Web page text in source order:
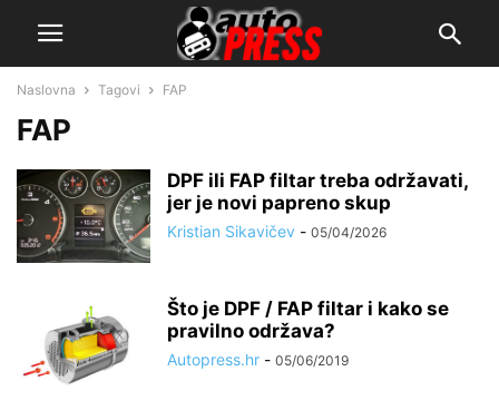
Naslovna Tagovi FAP
FAP
DPF ili FAP filtar treba održavati,
jer je novi papreno skup
Kristian Sikavičev - 05/04/2026
Što je DPF / FAP filtar i kako se
pravilno održava?
Autopress.hr - 05/06/2019